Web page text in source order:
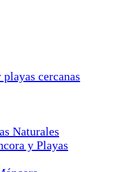
cercanas
Naturales
y Playas